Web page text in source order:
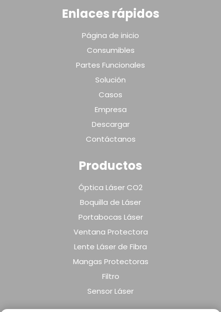
Enlaces rápidos
Página de inicio
Consumibles
Partes Funcionales
Solución
Casos
Empresa
Descargar
Contáctanos
Productos
Óptica Láser CO2
Boquilla de Láser
Portabocas Láser
Ventana Protectora
Lente Láser de Fibra
Mangas Protectoras
Filtro
Sensor Láser